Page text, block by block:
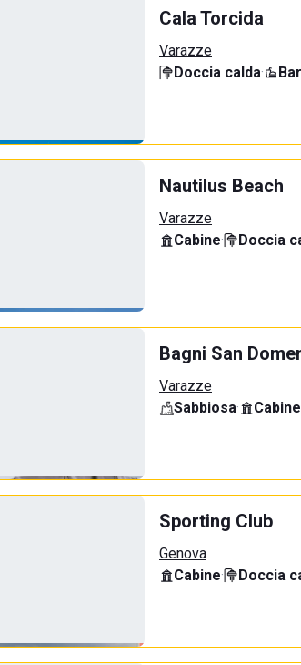
Cala Torcida
Varazze
Doccia calda· Bar
Nautilus Beach
Varazze
Cabine· Doccia
Bagni San
Varazze
Sabbiosa· Cabine
Sporting Club
Genova
Cabine· Doccia